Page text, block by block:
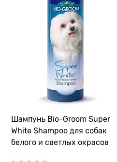
Шампунь Bio-Groom Super
White Shampoo для собак
белого и светлых окрасов